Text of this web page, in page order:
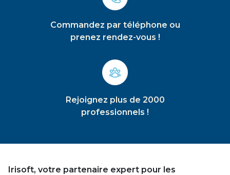
Commandez par téléphone ou
prenez rendez-vous !
Rejoignez plus de 2000
professionnels !
Irisoft, votre partenaire expert pour les